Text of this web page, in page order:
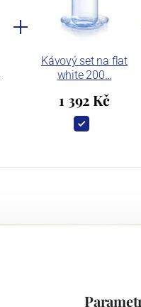
Kávový set na flat
white 200…
1 392 Kč